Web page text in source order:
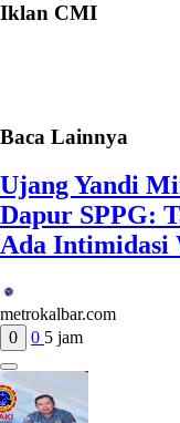
Iklan CMI
Baca Lainnya
Ujang Yandi
Dapur SPPG:
Ada Intimidasi
metrokalbar.com
0
0 5 jam